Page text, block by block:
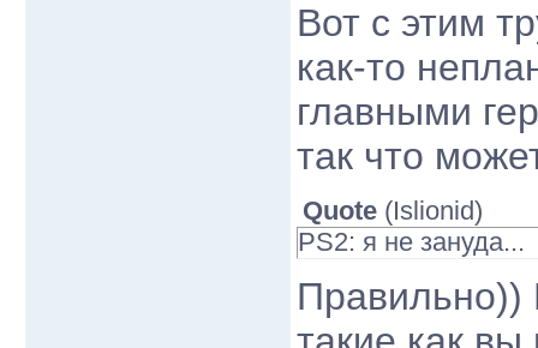
Вот с этим
как-то
главными
так что
Quote (Islionid)
PS2: я не зануда...